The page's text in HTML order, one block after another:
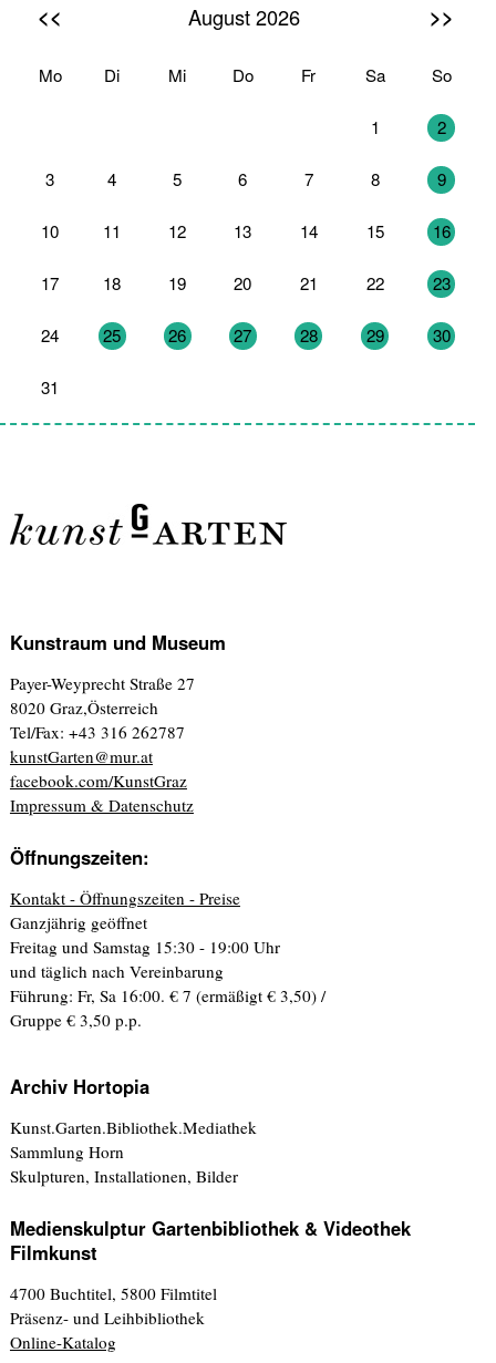
<< August 2026 >>
Mo Di Mi Do Fr Sa So
1 2
3 4 5 6 7 8 9
10 11 12 13 14 15 16
17 18 19 20 21 22 23
24 25 26 27 28 29 30
31
Kunstraum und Museum
Payer-Weyprecht Straße 27
8020 Graz,Österreich
Tel/Fax: +43 316 262787
kunstGarten@mur.at
facebook.com/KunstGraz
Impressum & Datenschutz
Öffnungszeiten:
Kontakt - Öffnungszeiten - Preise
Ganzjährig geöffnet
Freitag und Samstag 15:30 - 19:00 Uhr
und täglich nach Vereinbarung
Führung: Fr, Sa 16:00. € 7 (ermäßigt € 3,50) /
Gruppe € 3,50 p.p.
Archiv Hortopia
Kunst.Garten.Bibliothek.Mediathek
Sammlung Horn
Skulpturen, Installationen, Bilder
Medienskulptur Gartenbibliothek & Videothek
Filmkunst
4700 Buchtitel, 5800 Filmtitel
Präsenz- und Leihbibliothek
Online-Katalog